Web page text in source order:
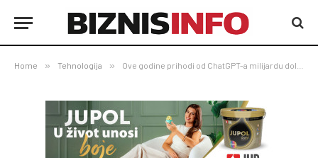
Home » Tehnologija » Ove godine prihodi od ChatGPT-a milijardu dolara